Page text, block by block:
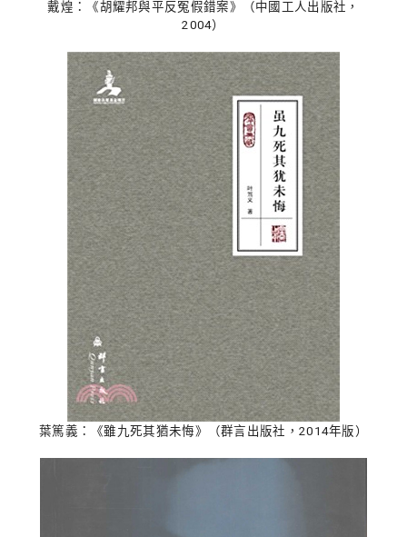
戴煌：《胡耀邦與平反冤假錯案》（中國工人出版社，
2004）
葉篤義：《雖九死其猶未悔》（群言出版社，2014年版）